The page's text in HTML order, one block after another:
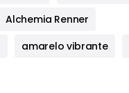
Alchemia Renner
amarelo vibrante